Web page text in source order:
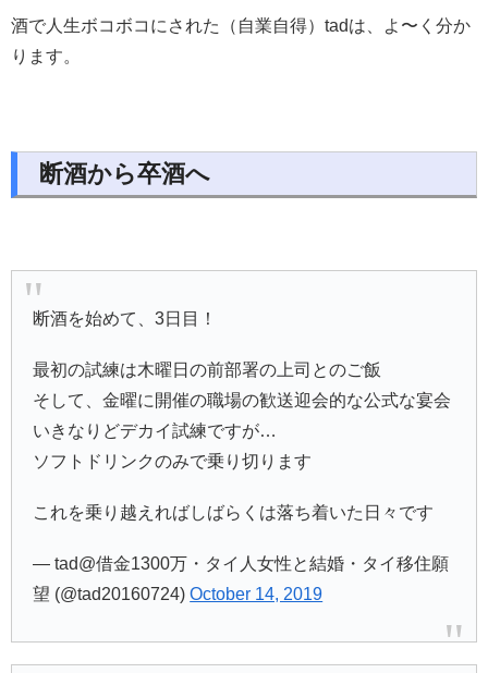
酒で人生ボコボコにされた（自業自得）tadは、よ〜く分か
ります。
断酒から卒酒へ
断酒を始めて、3日目！
最初の試練は木曜日の前部署の上司とのご飯
そして、金曜に開催の職場の歓送迎会的な公式な宴会
いきなりどデカイ試練ですが…
ソフトドリンクのみで乗り切ります
これを乗り越えればしばらくは落ち着いた日々です
— tad@借金1300万・タイ人女性と結婚・タイ移住願
望 (@tad20160724)October 14, 2019